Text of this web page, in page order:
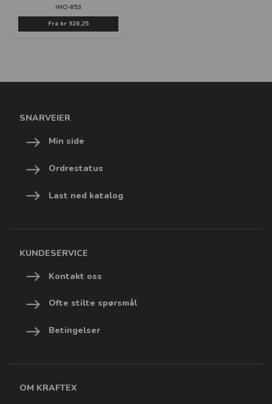
IMO-853
Fra kr 926,25
SNARVEIER
Min side
Ordrestatus
Last ned katalog
KUNDESERVICE
Kontakt oss
Ofte stilte spørsmål
Betingelser
OM KRAFTEX